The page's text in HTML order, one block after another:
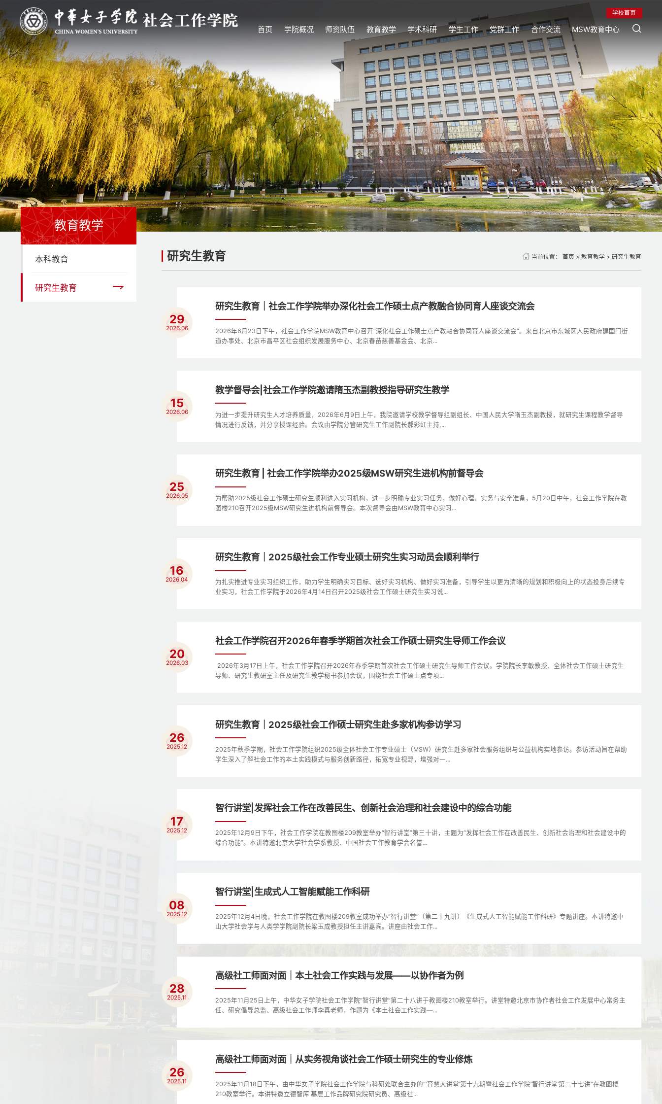
学校首页
首页 学院概况 师资队伍 教育教学 学术科研 学生工作 党群工作 合作交流 MSW教育中心
教育教学
本科教育
研究生教育
研究生教育 当前位置： 首页 > 教育教学 > 研究生教育
29
2026.06
研究生教育｜社会工作学院举办深化社会工作硕士点产教融合协同育人座谈交流会
2026年6月23日下午，社会工作学院MSW教育中心召开“深化社会工作硕士点产教融合协同育人座谈交流会”。来自北京市东城区人民政府建国门街
道办事处、北京市昌平区社会组织发展服务中心、北京春苗慈善基金会、北京...
15
2026.06
教学督导会|社会工作学院邀请隋玉杰副教授指导研究生教学
为进一步提升研究生人才培养质量，2026年6月9日上午，我院邀请学校教学督导组副组长、中国人民大学隋玉杰副教授，就研究生课程教学督导
情况进行反馈，并分享授课经验。会议由学院分管研究生工作副院长郝彩虹主持,...
25
2026.05
研究生教育 | 社会工作学院举办2025级MSW研究生进机构前督导会
为帮助2025级社会工作硕士研究生顺利进入实习机构，进一步明确专业实习任务，做好心理、实务与安全准备，5月20日中午，社会工作学院在教
图楼210召开2025级MSW研究生进机构前督导会。本次督导会由MSW教育中心实习...
16
2026.04
研究生教育｜2025级社会工作专业硕士研究生实习动员会顺利举行
为扎实推进专业实习组织工作，助力学生明确实习目标、选好实习机构、做好实习准备，引导学生以更为清晰的规划和积极向上的状态投身后续专
业实习，社会工作学院于2026年4月14日召开2025级社会工作硕士研究生实习说...
20
2026.03
社会工作学院召开2026年春季学期首次社会工作硕士研究生导师工作会议
2026年3月17日上午，社会工作学院召开2026年春季学期首次社会工作硕士研究生导师工作会议。学院院长李敏教授、全体社会工作硕士研究生
导师、研究生教研室主任及研究生教学秘书参加会议，围绕社会工作硕士点专项...
26
2025.12
研究生教育｜2025级社会工作硕士研究生赴多家机构参访学习
2025年秋季学期，社会工作学院组织2025级全体社会工作专业硕士（MSW）研究生赴多家社会服务组织与公益机构实地参访。参访活动旨在帮助
学生深入了解社会工作的本土实践模式与服务创新路径，拓宽专业视野，增强对一...
17
2025.12
智行讲堂|发挥社会工作在改善民生、创新社会治理和社会建设中的综合功能
2025年12月9日下午，社会工作学院在教图楼209教室举办“智行讲堂”第三十讲，主题为“发挥社会工作在改善民生、创新社会治理和社会建设中的
综合功能”。本讲特邀北京大学社会学系教授、中国社会工作教育学会名誉...
08
2025.12
智行讲堂|生成式人工智能赋能工作科研
2025年12月4日晚，社会工作学院在教图楼209教室成功举办“智行讲堂”（第二十九讲）《生成式人工智能赋能工作科研》专题讲座。本讲特邀中
山大学社会学与人类学学院副院长梁玉成教授担任主讲嘉宾。讲座由社会工作...
28
2025.11
高级社工师面对面｜本土社会工作实践与发展——以协作者为例
2025年11月25日上午，中华女子学院社会工作学院“智行讲堂”第二十八讲于教图楼210教室举行。讲堂特邀北京市协作者社会工作发展中心常务主
任、研究倡导总监、高级社会工作师李真老师，作题为《本土社会工作实践—...
26
2025.11
高级社工师面对面｜从实务视角谈社会工作硕士研究生的专业修炼
2025年11月18日下午，由中华女子学院社会工作学院与科研处联合主办的“‘育慧大讲堂’第十九期暨社会工作学院‘智行讲堂’第二十七讲”在教图楼
210教室举行。本讲特邀立德智库˙基层工作品牌研究院研究员、高级社...